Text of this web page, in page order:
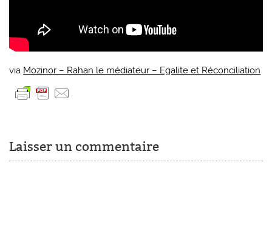
via Mozinor – Rahan le médiateur – Egalite et Réconciliation
Laisser un commentaire